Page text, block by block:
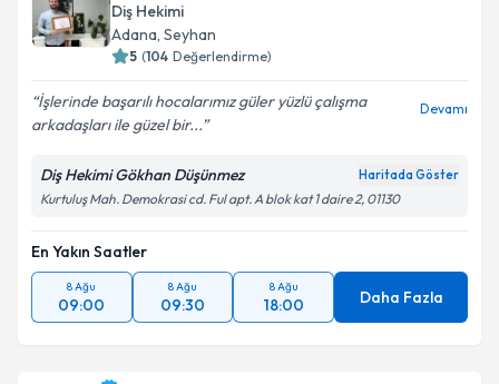
Diş Hekimi
Adana, Seyhan
5 (104 Değerlendirme)
İşlerinde başarılı hocalarımız güler yüzlü çalışma
arkadaşları ile güzel bir...
Devamı
Diş Hekimi Gökhan Düşünmez Haritada Göster
Kurtuluş Mah. Demokrasi cd. Ful apt. A blok kat 1 daire 2, 01130
En Yakın Saatler
8 Ağu
09:00
8 Ağu
09:30
8 Ağu
18:00 Daha Fazla